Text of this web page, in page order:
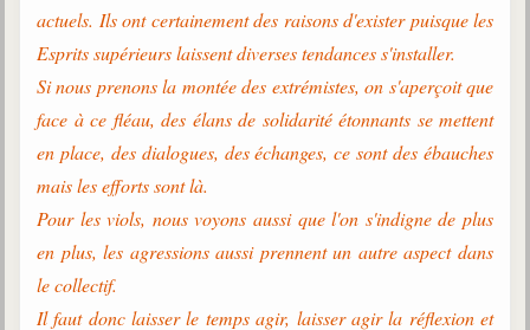
actuels. Ils ont certainement des raisons d'exister puisque les
Esprits supérieurs laissent diverses tendances s'installer.
Si nous prenons la montée des extrémistes, on s'aperçoit que
face à ce fléau, des élans de solidarité étonnants se mettent
en place, des dialogues, des échanges, ce sont des ébauches
mais les efforts sont là.
Pour les viols, nous voyons aussi que l'on s'indigne de plus
en plus, les agressions aussi prennent un autre aspect dans
le collectif.
Il faut donc laisser le temps agir, laisser agir la réflexion et